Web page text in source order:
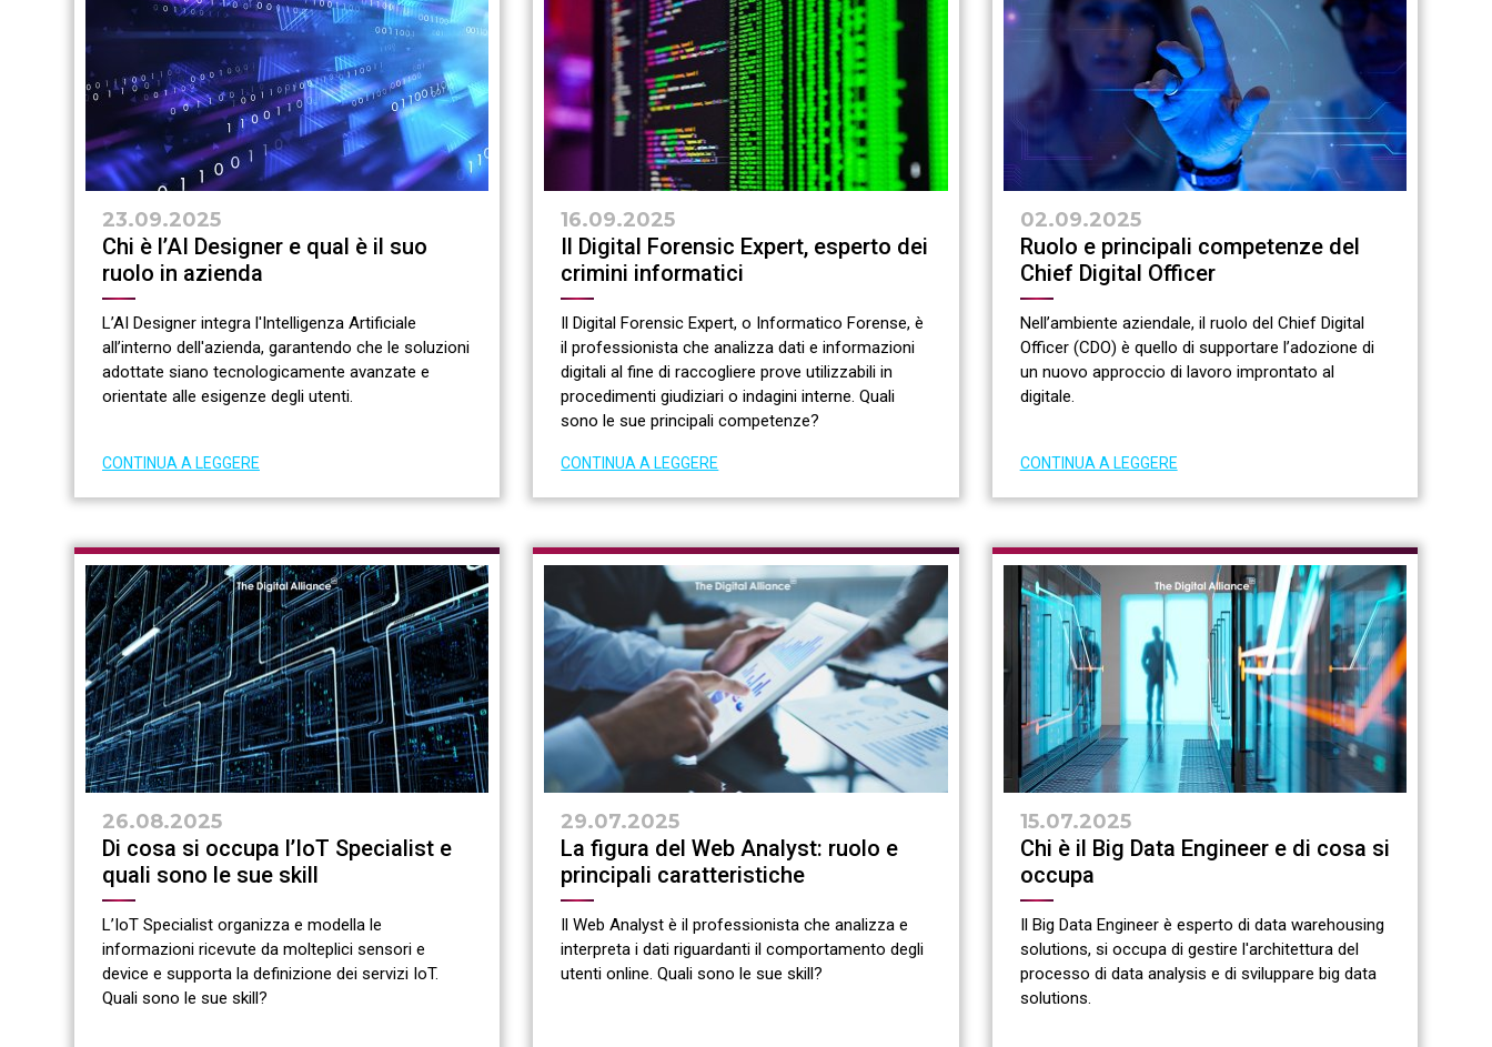
23.09.2025
Chi è l’AI Designer e qual è il suo
ruolo in azienda
L’AI Designer integra l'Intelligenza Artificiale
all’interno dell'azienda, garantendo che le soluzioni
adottate siano tecnologicamente avanzate e
orientate alle esigenze degli utenti.
CONTINUA A LEGGERE
16.09.2025
Il Digital Forensic Expert, esperto dei
crimini informatici
Il Digital Forensic Expert, o Informatico Forense, è
il professionista che analizza dati e informazioni
digitali al fine di raccogliere prove utilizzabili in
procedimenti giudiziari o indagini interne. Quali
sono le sue principali competenze?
CONTINUA A LEGGERE
02.09.2025
Ruolo e principali competenze del
Chief Digital Officer
Nell’ambiente aziendale, il ruolo del Chief Digital
Officer (CDO) è quello di supportare l’adozione di
un nuovo approccio di lavoro improntato al
digitale.
CONTINUA A LEGGERE
26.08.2025
Di cosa si occupa l’IoT Specialist e
quali sono le sue skill
L’IoT Specialist organizza e modella le
informazioni ricevute da molteplici sensori e
device e supporta la definizione dei servizi IoT.
Quali sono le sue skill?
29.07.2025
La figura del Web Analyst: ruolo e
principali caratteristiche
Il Web Analyst è il professionista che analizza e
interpreta i dati riguardanti il comportamento degli
utenti online. Quali sono le sue skill?
15.07.2025
Chi è il Big Data Engineer e di cosa si
occupa
Il Big Data Engineer è esperto di data warehousing
solutions, si occupa di gestire l'architettura del
processo di data analysis e di sviluppare big data
solutions.